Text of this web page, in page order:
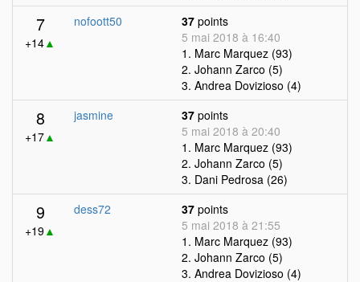
7
+14▲
nofoott50 37 points
5 mai 2018 à 16:40
1. Marc Marquez (93)
2. Johann Zarco (5)
3. Andrea Dovizioso (4)
8
+17▲
jasmine 37 points
5 mai 2018 à 20:40
1. Marc Marquez (93)
2. Johann Zarco (5)
3. Dani Pedrosa (26)
9
+19▲
dess72 37 points
5 mai 2018 à 21:55
1. Marc Marquez (93)
2. Johann Zarco (5)
3. Andrea Dovizioso (4)